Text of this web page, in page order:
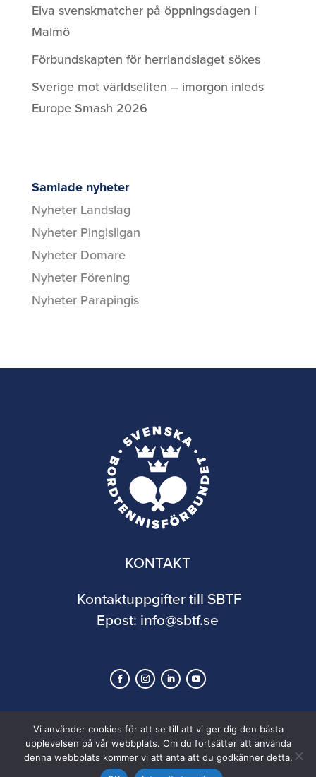
Elva svenskmatcher på öppningsdagen i
Malmö
Förbundskapten för herrlandslaget sökes
Sverige mot världseliten – imorgon inleds
Europe Smash 2026
Samlade nyheter
Nyheter Landslag
Nyheter Pingisligan
Nyheter Domare
Nyheter Förening
Nyheter Parapingis
KONTAKT
Kontaktuppgifter till SBTF
Epost: info@sbtf.se
© 2026 Svenska Bordtennisförbundet
Vi använder cookies för att se till att vi ger dig den bästa
upplevelsen på vår webbplats. Om du fortsätter att använda
denna webbplats kommer vi att anta att du godkänner detta.